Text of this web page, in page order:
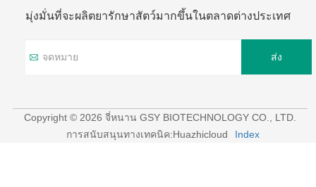
มุ่งมั่นที่จะผลิตยารักษาสัตว์มากขึ้นในตลาดต่างประเทศ
ส่ง
Copyright © 2026 จี่หนาน GSY BIOTECHNOLOGY CO., LTD.
การสนับสนุนทางเทคนิค:Huazhicloud
Index